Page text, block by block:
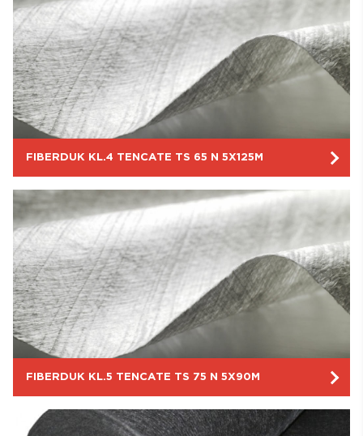
FIBERDUK KL.4 TENCATE TS 65 N 5X125M
FIBERDUK KL.5 TENCATE TS 75 N 5X90M